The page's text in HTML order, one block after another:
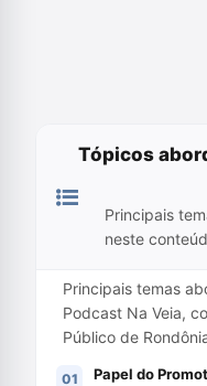
Tópicos
Principais
neste
Principais temas
Podcast Na Veia,
Público de
Papel do